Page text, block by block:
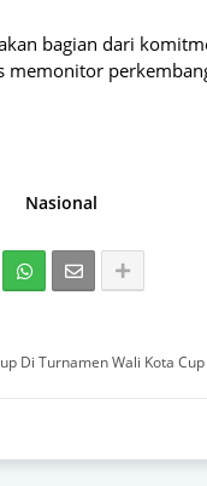
bagian dari
memonitor
Nasional
Di Turnamen Wali Kota Cup